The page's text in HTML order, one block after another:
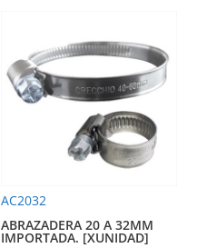
AC2032
ABRAZADERA 20 A 32MM
IMPORTADA. [XUNIDAD]